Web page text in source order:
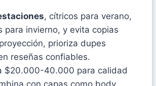
, cítricos para verano,
para invierno, y evita copias
prioriza dupes
reseñas confiables.
$20.000-40.000 para calidad